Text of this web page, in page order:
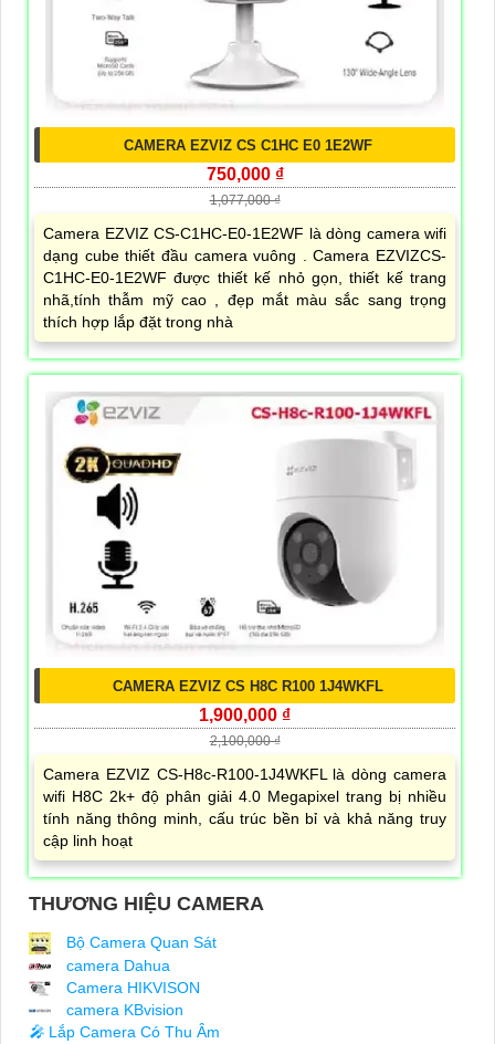
CAMERA EZVIZ CS C1HC E0 1E2WF
750,000 ₫
1,077,000 ₫
Camera EZVIZ CS-C1HC-E0-1E2WF là dòng camera wifi
dạng cube thiết đầu camera vuông . Camera EZVIZCS-
C1HC-E0-1E2WF được thiết kế nhỏ gọn, thiết kế trang
nhã,tính thẫm mỹ cao , đẹp mắt màu sắc sang trọng
thích hợp lắp đặt trong nhà
CAMERA EZVIZ CS H8C R100 1J4WKFL
1,900,000 ₫
2,100,000 ₫
Camera EZVIZ CS-H8c-R100-1J4WKFL là dòng camera
wifi H8C 2k+ độ phân giải 4.0 Megapixel trang bị nhiều
tính năng thông minh, cấu trúc bền bỉ và khả năng truy
cập linh hoạt
THƯƠNG HIỆU CAMERA
Bộ Camera Quan Sát
camera Dahua
Camera HIKVISON
camera KBvision
️🎤️ Lắp Camera Có Thu Âm